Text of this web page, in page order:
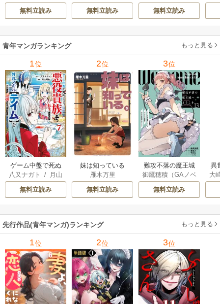
て最強へ～【電子
書籍特典付】 22巻
Studio No.9
無料立読み
無料立読み
無料立読み
の
れ
メ
青年マンガランキング もっと見る
1位
ゲーム中盤で死ぬ
悪役貴族に転生し
たので、外れスキ
ル【テイム】を駆
してみた
八又ナガト / 月山
可也
無料立読み
2位
妹は知っている
雁木万里
無料立読み
3位
難攻不落の魔王城
へようこそ～デバ
フは不要と勇者パ
ーティーを追い出
魔王軍の最高幹部
に迎えられる～
御鷹穂積（GAノベ
ル／SBクリエイテ
ィブ刊）/蚕堂j1
六/ユウヒ
無料立読み
異
は
大
先行作品(青年マンガ)ランキング もっと見る
1位 2位 3位